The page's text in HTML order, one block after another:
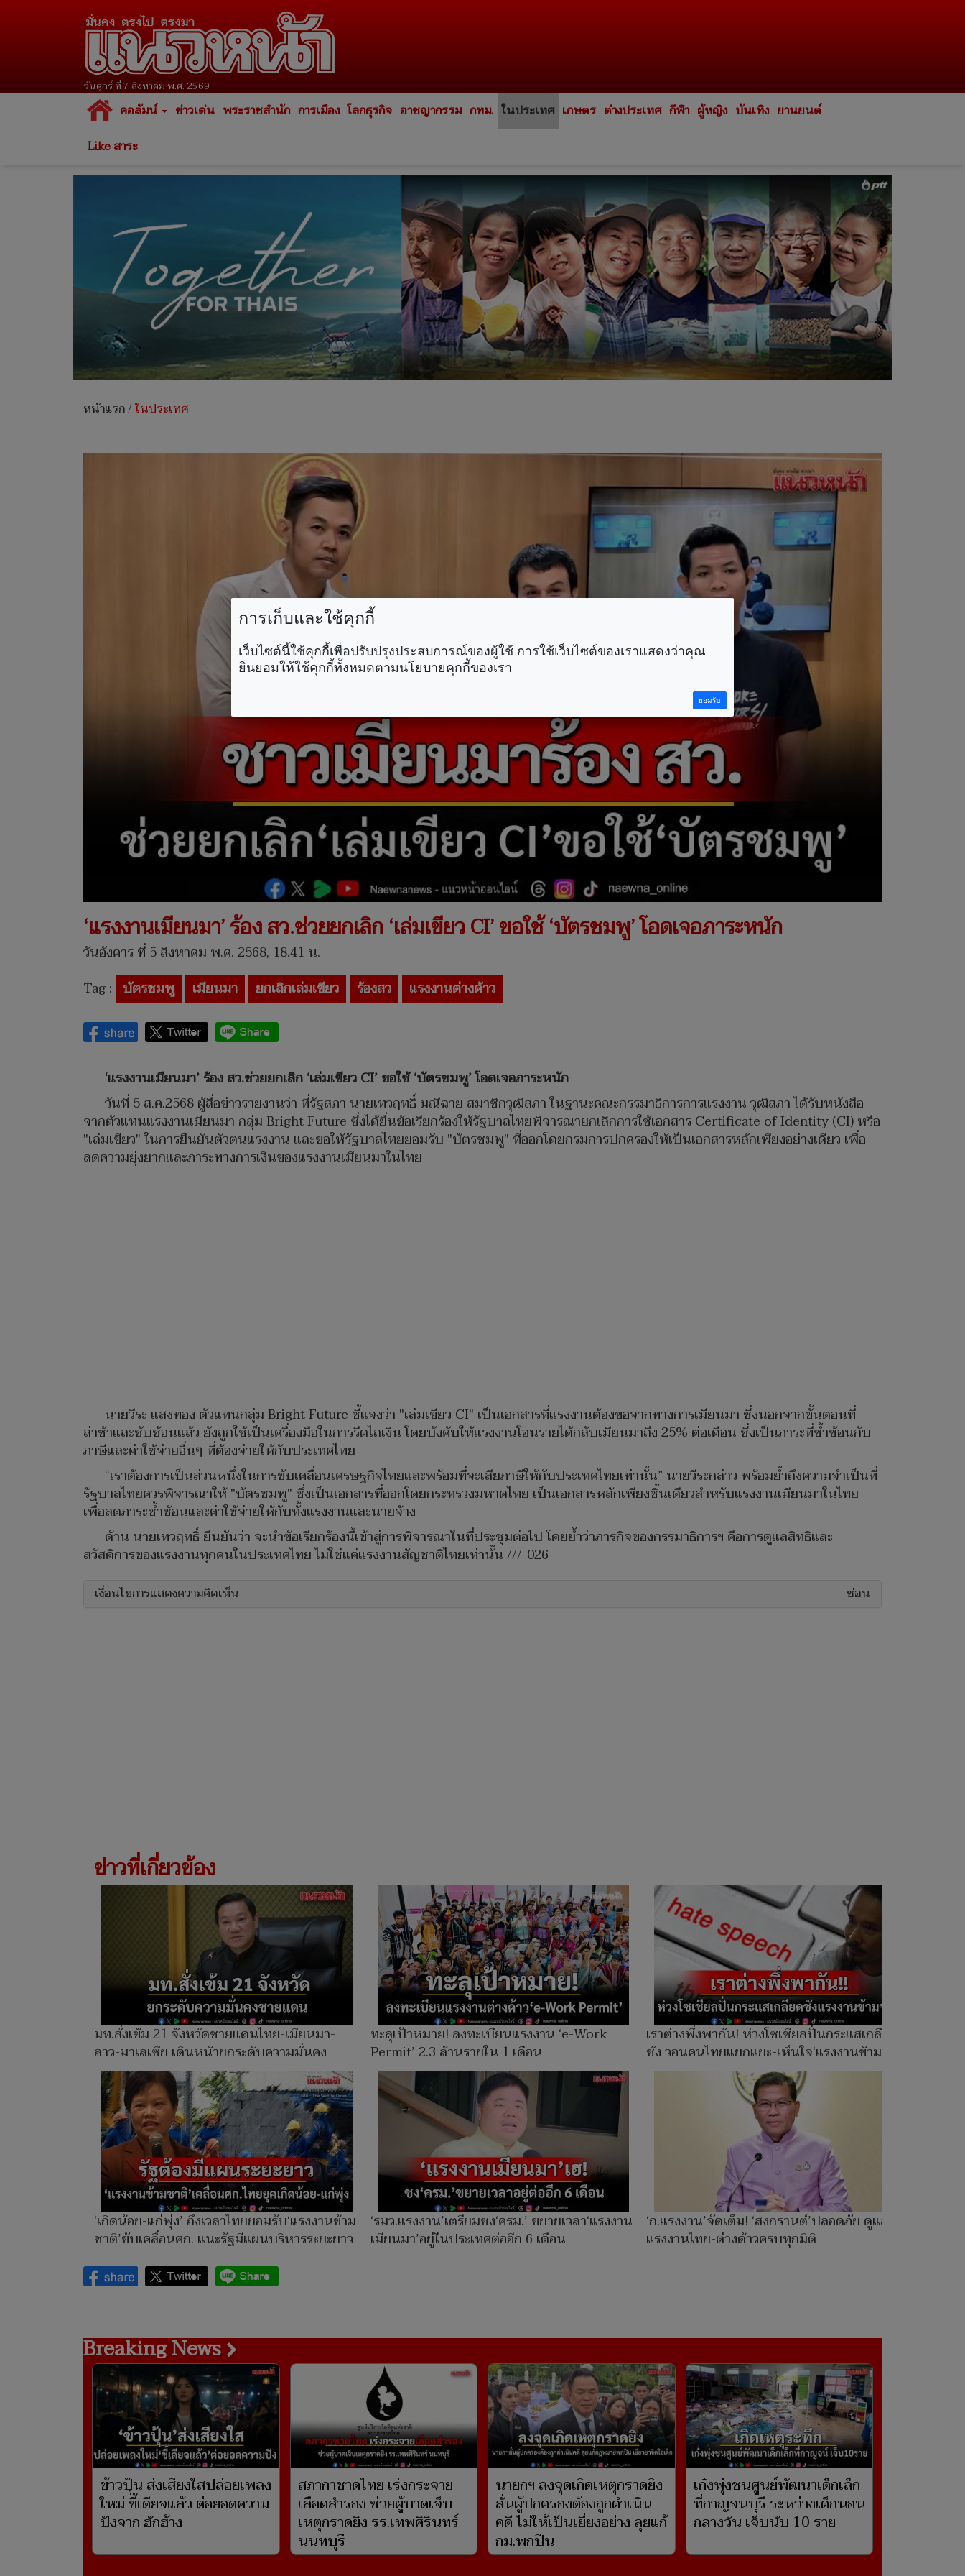
วันศุกร์ ที่ 7 สิงหาคม พ.ศ. 2569
คอลัมน์ ข่าวเด่น พระราชสำนัก การเมือง โลกธุรกิจ อาชญากรรม กทม. ในประเทศ เกษตร ต่างประเทศ กีฬา ผู้หญิง บันเทิง ยานยนต์
Like สาระ
หน้าแรก/ในประเทศ
‘แรงงานเมียนมา’ ร้อง สว.ช่วยยกเลิก ‘เล่มเขียว CI’ ขอใช้ ‘บัตรชมพู’ โอดเจอภาระหนัก
วันอังคาร ที่ 5 สิงหาคม พ.ศ. 2568, 18.41 น.
Tag : บัตรชมพู เมียนมา ยกเลิกเล่มเขียว ร้องสว แรงงานต่างด้าว
‘แรงงานเมียนมา’ ร้อง สว.ช่วยยกเลิก‘เล่มเขียวCI’ ขอใช้ ‘บัตรชมพู’โอดเจอภาระหนัก
วันที่ 5 ส.ค.2568 ผู้สื่อข่าวรายงานว่า ที่รัฐสภา นายเทวฤทธิ์ มณีฉาย สมาชิกวุฒิสภา ในฐานะคณะกรรมาธิการการแรงงาน วุฒิสภา ได้รับหนังสือ
จากตัวแทนแรงงานเมียนมา กลุ่ม Bright Future ซึ่งได้ยื่นข้อเรียกร้องให้รัฐบาลไทยพิจารณายกเลิกการใช้เอกสาร Certificate of Identity (CI) หรือ
"เล่มเขียว" ในการยืนยันตัวตนแรงงาน และขอให้รัฐบาลไทยยอมรับ "บัตรชมพู" ที่ออกโดยกรมการปกครองให้เป็นเอกสารหลักเพียงอย่างเดียว เพื่อ
ลดความยุ่งยากและภาระทางการเงินของแรงงานเมียนมาในไทย
นายวีระ แสงทอง ตัวแทนกลุ่ม Bright Future ชี้แจงว่า "เล่มเขียว CI" เป็นเอกสารที่แรงงานต้องขอจากทางการเมียนมา ซึ่งนอกจากขั้นตอนที่
ล่าช้าและซับซ้อนแล้ว ยังถูกใช้เป็นเครื่องมือในการรีดไถเงิน โดยบังคับให้แรงงานโอนรายได้กลับเมียนมาถึง 25% ต่อเดือน ซึ่งเป็นภาระที่ซ้ำซ้อนกับ
ภาษีและค่าใช้จ่ายอื่นๆ ที่ต้องจ่ายให้กับประเทศไทย
“เราต้องการเป็นส่วนหนึ่งในการขับเคลื่อนเศรษฐกิจไทยและพร้อมที่จะเสียภาษีให้กับประเทศไทยเท่านั้น” นายวีระกล่าว พร้อมย้ำถึงความจำเป็นที่
รัฐบาลไทยควรพิจารณาให้ "บัตรชมพู" ซึ่งเป็นเอกสารที่ออกโดยกระทรวงมหาดไทย เป็นเอกสารหลักเพียงชิ้นเดียวสำหรับแรงงานเมียนมาในไทย
เพื่อลดภาระซ้ำซ้อนและค่าใช้จ่ายให้กับทั้งแรงงานและนายจ้าง
ด้าน นายเทวฤทธิ์ ยืนยันว่า จะนำข้อเรียกร้องนี้เข้าสู่การพิจารณาในที่ประชุมต่อไป โดยย้ำว่าภารกิจของกรรมาธิการฯ คือการดูแลสิทธิและ
สวัสดิการของแรงงานทุกคนในประเทศไทย ไม่ใช่แค่แรงงานสัญชาติไทยเท่านั้น ///-026
เงื่อนไขการแสดงความคิดเห็น ซ่อน
ข่าวที่เกี่ยวข้อง
มท.สั่งเข้ม 21 จังหวัดชายแดนไทย-เมียนมา-
ลาว-มาเลเซีย เดินหน้ายกระดับความมั่นคง
ทะลุเป้าหมาย! ลงทะเบียนแรงงาน ‘e-Work
Permit’ 2.3 ล้านรายใน 1 เดือน
เราต่างพึ่งพากัน! ห่วงโซเชียลปั่นกระแสเกลียด
ชัง วอนคนไทยแยกแยะ-เห็นใจ‘แรงงานข้ามชาติ’
‘เกิดน้อย-แก่พุ่ง’ ถึงเวลาไทยยอมรับ‘แรงงานข้าม
ชาติ’ขับเคลื่อนศก. แนะรัฐมีแผนบริหารระยะยาว
‘รมว.แรงงาน’เตรียมชง‘ครม.’ ขยายเวลา‘แรงงาน
เมียนมา’อยู่ในประเทศต่ออีก 6 เดือน
‘ก.แรงงาน’จัดเต็ม! ‘สงกรานต์’ปลอดภัย ดูแล
แรงงานไทย-ต่างด้าวครบทุกมิติ
Breaking News
ข้าวปุ้น ส่งเสียงใสปล่อยเพลง
ใหม่ ขี้เดียจแล้ว ต่อยอดความ
ปังจาก ฮักฮ้าง
สภากาชาดไทย เร่งกระจาย
เลือดสำรอง ช่วยผู้บาดเจ็บ
เหตุกราดยิง รร.เทพศิรินทร์
นนทบุรี
นายกฯ ลงจุดเกิดเหตุกราดยิง
ลั่นผู้ปกครองต้องถูกดําเนิน
คดี ไม่ให้เป็นเยี่ยงอย่าง ลุยแก้
กม.พกปืน
เก๋งพุ่งชนศูนย์พัฒนาเด็กเล็ก
ที่กาญจนบุรี ระหว่างเด็กนอน
กลางวัน เจ็บนับ 10 ราย
การเก็บและใช้คุกกี้
เว็บไซต์นี้ใช้คุกกี้เพื่อปรับปรุงประสบการณ์ของผู้ใช้ การใช้เว็บไซต์ของเราแสดงว่าคุณ
ยินยอมให้ใช้คุกกี้ทั้งหมดตามนโยบายคุกกี้ของเรา
ยอมรับ